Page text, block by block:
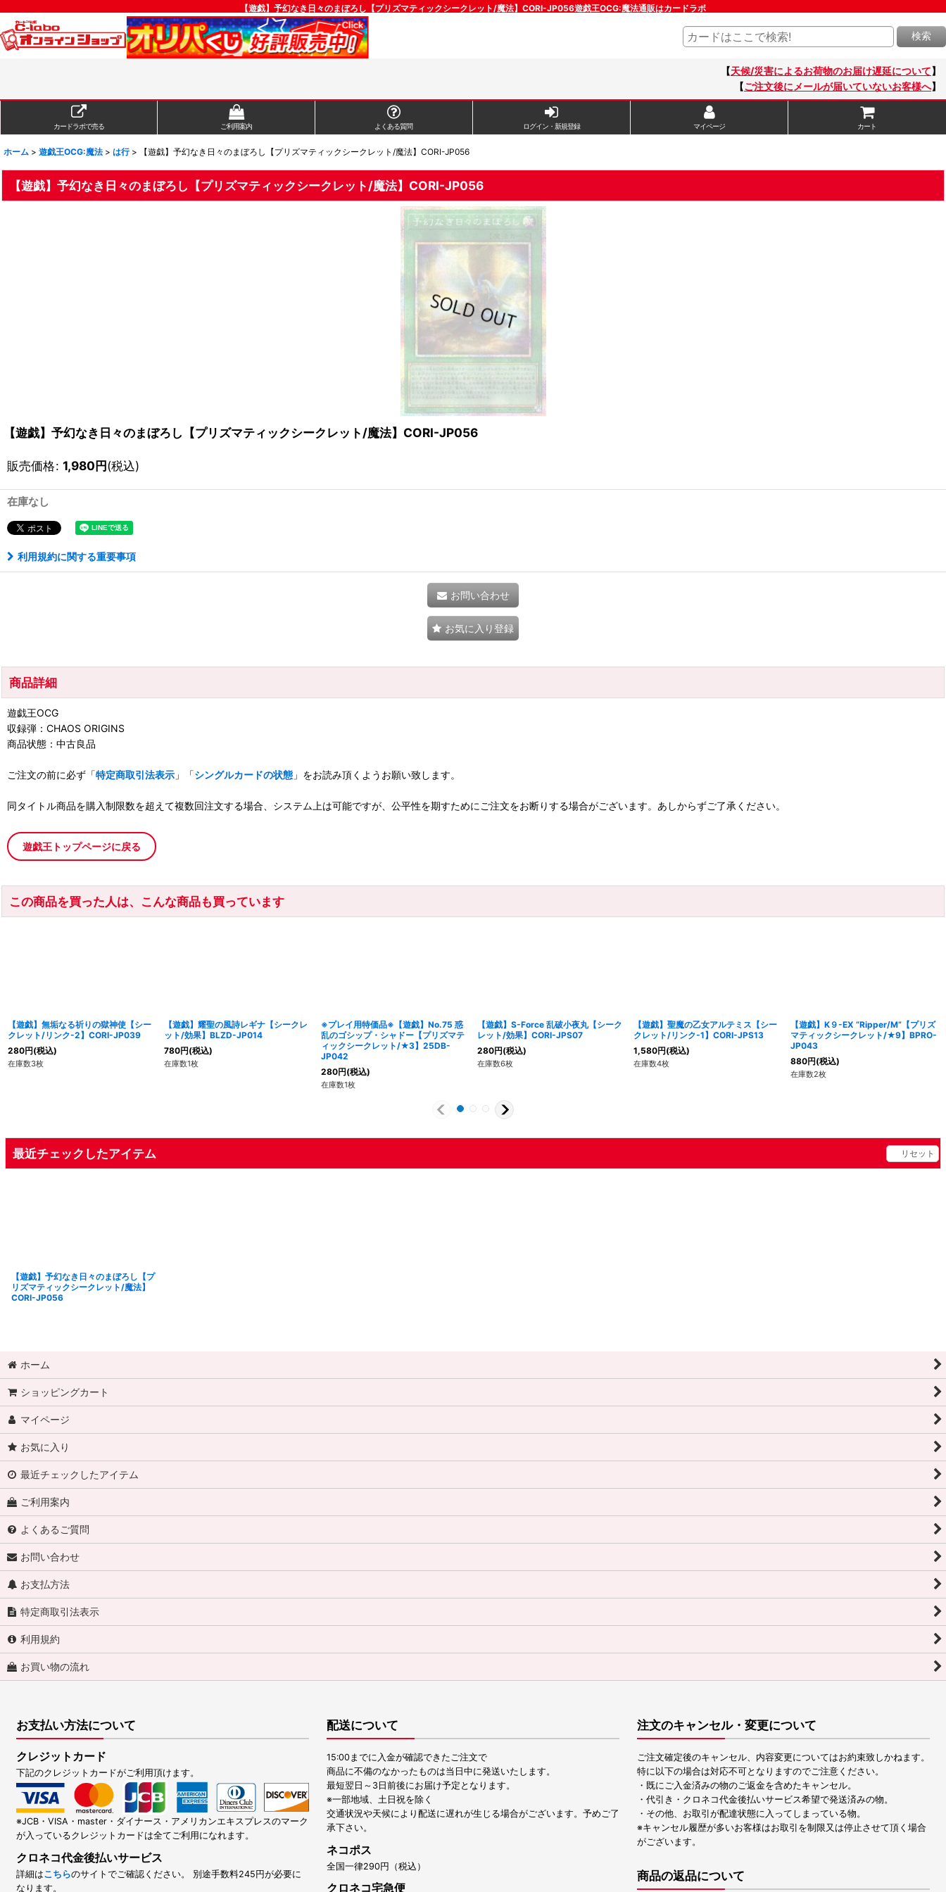
【遊戯】予幻なき日々のまぼろし【プリズマティックシークレット/魔法】CORI-JP056遊戯王OCG:魔法通販はカードラボ
検索
【天候/災害によるお荷物のお届け遅延について】
【ご注文後にメールが届いていないお客様へ】
カードラボで売る ご利用案内 よくある質問 ログイン・新規登録 マイページ カート
ホーム > 遊戯王OCG:魔法 > は行 > 【遊戯】予幻なき日々のまぼろし【プリズマティックシークレット/魔法】CORI-JP056
【遊戯】予幻なき日々のまぼろし【プリズマティックシークレット/魔法】CORI-JP056
【遊戯】予幻なき日々のまぼろし【プリズマティックシークレット/魔法】CORI-JP056
販売価格: 1,980円(税込)
在庫なし
利用規約に関する重要事項
お問い合わせ
お気に入り登録
商品詳細
遊戯王OCG
収録弾：CHAOS ORIGINS
商品状態：中古良品
ご注文の前に必ず「特定商取引法表示 」「シングルカードの状態 」をお読み頂くようお願い致します。
同タイトル商品を購入制限数を超えて複数回注文する場合、システム上は可能ですが、公平性を期すためにご注文をお断りする場合がございます。あしからずご了承ください。
遊戯王トップページに戻る
この商品を買った人は、こんな商品も買っています
【遊戯】無垢なる祈りの獄神使【シー
クレット/リンク-2】CORI-JP039
280円(税込)
在庫数3枚
【遊戯】耀聖の風詩レギナ【シークレ
ット/効果】BLZD-JP014
780円(税込)
在庫数1枚
※プレイ用特価品※【遊戯】No.75 惑
乱のゴシップ・シャドー【プリズマテ
ィックシークレット/★3】25DB-
JP042
280円(税込)
在庫数1枚
【遊戯】S-Force 乱破小夜丸【シーク
レット/効果】CORI-JPS07
280円(税込)
在庫数6枚
【遊戯】聖魔の乙女アルテミス【シー
クレット/リンク-1】CORI-JPS13
1,580円(税込)
在庫数4枚
【遊戯】K９-EX “Ripper/M”【プリズ
マティックシークレット/★9】BPRO-
JP043
880円(税込)
在庫数2枚
最近チェックしたアイテム リセット
【遊戯】予幻なき日々のまぼろし【プ
リズマティックシークレット/魔法】
CORI-JP056
ホーム
ショッピングカート
マイページ
お気に入り
最近チェックしたアイテム
ご利用案内
よくあるご質問
お問い合わせ
お支払方法
特定商取引法表示
利用規約
お買い物の流れ
お支払い方法について
クレジットカード
下記のクレジットカードがご利用頂けます。
※JCB・VISA・master・ダイナース・アメリカンエキスプレスのマーク
が入っているクレジットカードは全てご利用になれます。
クロネコ代金後払いサービス
詳細はこちらのサイトでご確認ください。 別途手数料245円が必要に
なります。
配送について
15:00までに入金が確認できたご注文で
商品に不備のなかったものは当日中に発送いたします。
最短翌日～3日前後にお届け予定となります。
※一部地域、土日祝を除く
交通状況や天候により配送に遅れが生じる場合がございます。予めご了
承下さい。
ネコポス
全国一律290円（税込）
クロネコ宅急便
注文のキャンセル・変更について
ご注文確定後のキャンセル、内容変更についてはお約束致しかねます。
特に以下の場合は対応不可となりますのでご注意ください。
・既にご入金済みの物のご返金を含めたキャンセル。
・代引き・クロネコ代金後払いサービス希望で発送済みの物。
・その他、お取引が配達状態に入ってしまっている物。
※キャンセル履歴が多いお客様はお取引を制限又は停止させて頂く場合
がございます。
商品の返品について